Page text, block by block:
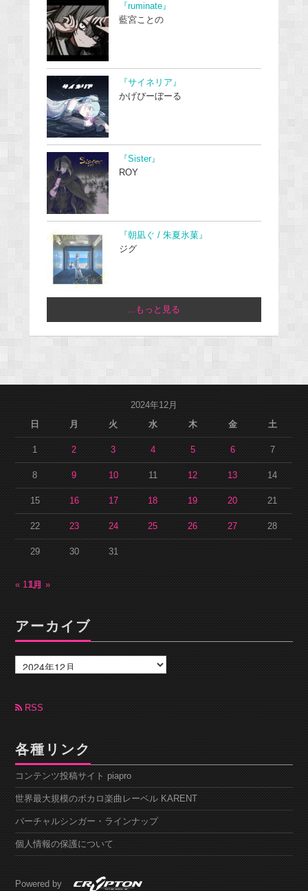
『ruminate』
藍宮ことの
『サイネリア』
かげぴーぼーる
『Sister』
ROY
『朝凪ぐ / 朱夏氷菓』
ジグ
...もっと見る
2024年12月
日
月 火 水 木 金 土
1 2 3 4 5 6 7
8 9 10 11 12 13 14
15 16 17 18 19 20 21
22 23 24 25 26 27 28
29 30 31
« 11月1月 »
アーカイブ
ー
カ
ブ RSS
各種リンク
コンテンツ投稿サイト piapro
世界最大規模のボカロ楽曲レーベル KARENT
バーチャルシンガー・ラインナップ
個人情報の保護について
Powered by